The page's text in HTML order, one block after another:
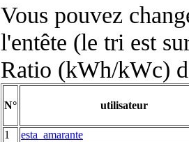
Vous pouvez
l'entête (le tri est
Ratio (kWh/kWc)
N° utilisateur
1
esta_amarante